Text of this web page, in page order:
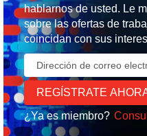
hablarnos de usted. Le
sobre las ofertas de
coincidan con sus
¿Ya es miembro?